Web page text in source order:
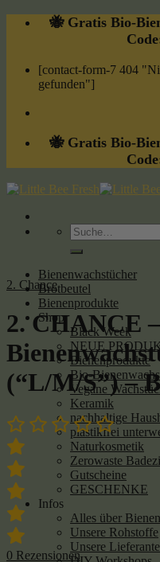
Skip
🐝 Gratis Bio-
[contact-form-7 404
gefunden"]
🐝 Gratis Bio-
Suche
nach:
Bienenwachstücher
Brotbeutel
Bienenprodukte
Shop
Black Week
NEUE
Bienenprodukte
Bio-
Vegane
Keramik
nachhaltige
plastikfrei
Naturkosmetik
Zerowaste
Gutscheine
GESCHENKE
Infos
Alles über
Unsere Rohstoffe
Unsere
2. Chance
2. CHANCE
(“L/M/S”) –
0 Rezensionen